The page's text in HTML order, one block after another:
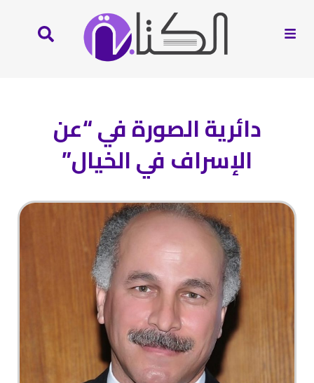
دائرية الصورة في “عن
الإسراف في الخيال”